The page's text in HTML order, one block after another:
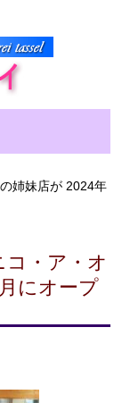
姉妹店が 2024年
・ア・オ
にオープ